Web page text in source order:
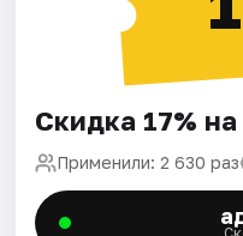
Скидка 17%
Применили: 2 630 раз